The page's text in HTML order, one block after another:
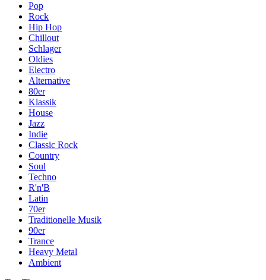
Pop
Rock
Hip Hop
Chillout
Schlager
Oldies
Electro
Alternative
80er
Klassik
House
Jazz
Indie
Classic Rock
Country
Soul
Techno
R'n'B
Latin
70er
Traditionelle Musik
90er
Trance
Heavy Metal
Ambient